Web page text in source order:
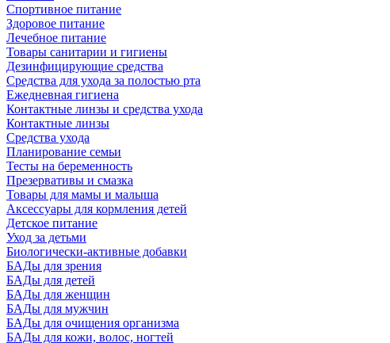
Спортивное питание
Здоровое питание
Лечебное питание
Товары санитарии и гигиены
Дезинфицирующие средства
Средства для ухода за полостью рта
Ежедневная гигиена
Контактные линзы и средства ухода
Контактные линзы
Средства ухода
Планирование семьи
Тесты на беременность
Презервативы и смазка
Товары для мамы и малыша
Аксессуары для кормления детей
Детское питание
Уход за детьми
Биологически-активные добавки
БАДы для зрения
БАДы для детей
БАДы для женщин
БАДы для мужчин
БАДы для очищения организма
БАДы для кожи, волос, ногтей